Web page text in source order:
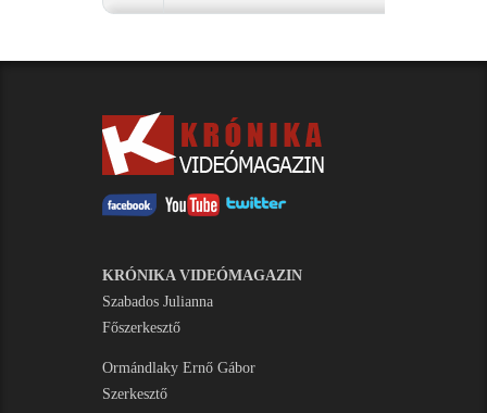
KRÓNIKA VIDEÓMAGAZIN
Szabados Julianna
Főszerkesztő
Ormándlaky Ernő Gábor
Szerkesztő